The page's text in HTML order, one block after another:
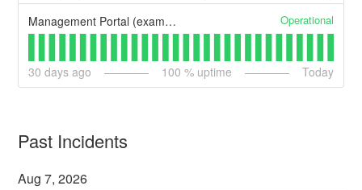
Management Portal (example) Operational
30 days ago 100 % uptime Today
Past Incidents
Aug7,2026